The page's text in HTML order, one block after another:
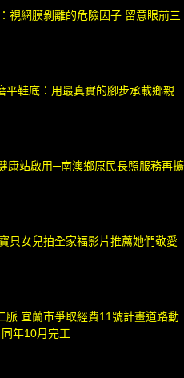
視網膜剝離的危險因子 留意眼前三
平鞋底：用最真實的腳步承載鄉親
康站啟用─南澳鄉原民長照服務再擴
貝女兒拍全家福影片推薦她們敬愛
脈 宜蘭市爭取經費11號計畫道路動
年10月完工